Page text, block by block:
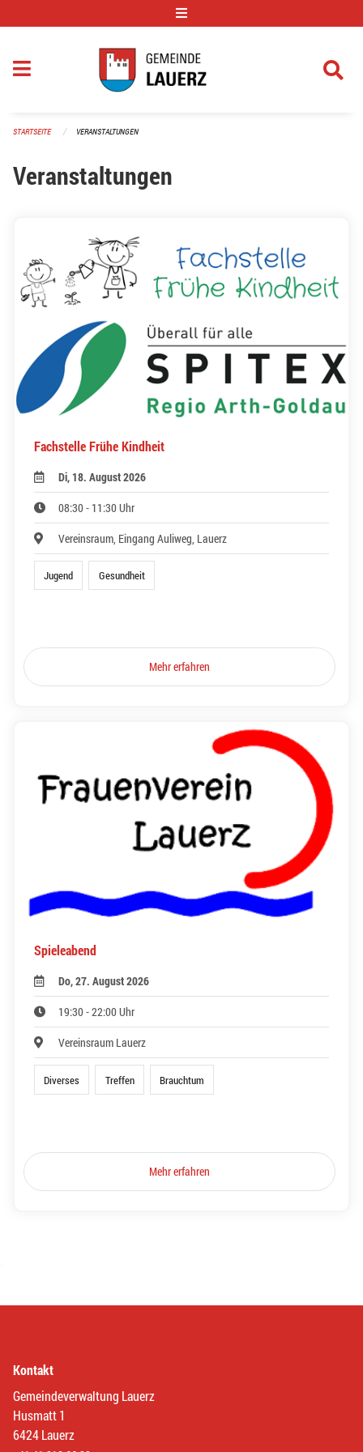
STARTSEITE VERANSTALTUNGEN
Veranstaltungen
Fachstelle Frühe Kindheit
Di, 18. August 2026
08:30 - 11:30 Uhr
Vereinsraum, Eingang Auliweg, Lauerz
Jugend Gesundheit
Mehr erfahren
Spieleabend
Do, 27. August 2026
19:30 - 22:00 Uhr
Vereinsraum Lauerz
Diverses Treffen Brauchtum
Mehr erfahren
Kontakt
Gemeindeverwaltung Lauerz
Husmatt 1
6424 Lauerz